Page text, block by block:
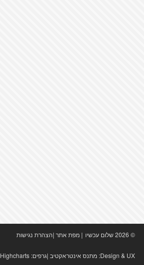
© 2026 שלום עכשיו | מפת אתר|הצהרת נגישות
Design & UX: מתנס אינטראקטיב|גרפים: Highcharts